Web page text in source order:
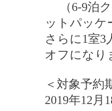
（6-9泊ク
ットパッケ
さらに1室3
オフになり
＜対象予約
2019年12月